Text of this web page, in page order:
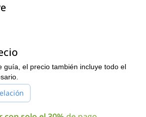
increíble. Y en este viaje, tendrás la
eso.
variedad de rutas que puedes escalar en
un número de diferentes tipos de
escalar también, incluyendo
sectores de escalada deportiva
experiencia de escalada será la misma,
escalada será increíble. Además,
opciones de escalada que son
guía, el precio también incluye todo el